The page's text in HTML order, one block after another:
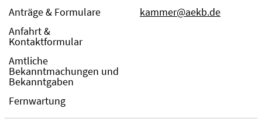
Anträge & Formulare
Anfahrt &
Kontaktformular
Amtliche
Bekanntmachungen und
Bekanntgaben
Fernwartung
kammer@aekb.de